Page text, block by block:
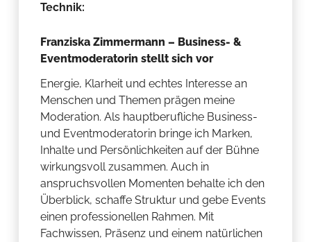
Technik:
Franziska Zimmermann – Business- &
Eventmoderatorin stellt sich vor
Energie, Klarheit und echtes Interesse an
Menschen und Themen prägen meine
Moderation. Als hauptberufliche Business-
und Eventmoderatorin bringe ich Marken,
Inhalte und Persönlichkeiten auf der Bühne
wirkungsvoll zusammen. Auch in
anspruchsvollen Momenten behalte ich den
Überblick, schaffe Struktur und gebe Events
einen professionellen Rahmen. Mit
Fachwissen, Präsenz und einem natürlichen